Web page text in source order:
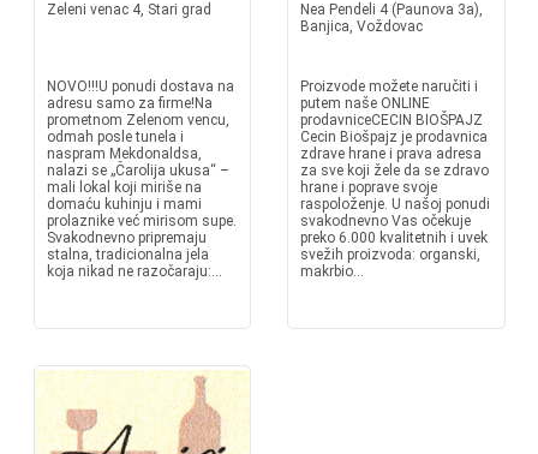
Zeleni venac 4, Stari grad
NOVO!!!U ponudi dostava na
adresu samo za firme!Na
prometnom Zelenom vencu,
odmah posle tunela i
naspram Mekdonaldsa,
nalazi se „Čarolija ukusa“ –
mali lokal koji miriše na
domaću kuhinju i mami
prolaznike već mirisom supe.
Svakodnevno pripremaju
stalna, tradicionalna jela
koja nikad ne razočaraju:...
Nea Pendeli 4 (Paunova 3a),
Banjica, Voždovac
Proizvode možete naručiti i
putem naše ONLINE
prodavniceCECIN BIOŠPAJZ
Cecin Biošpajz je prodavnica
zdrave hrane i prava adresa
za sve koji žele da se zdravo
hrane i poprave svoje
raspoloženje. U našoj ponudi
svakodnevno Vas očekuje
preko 6.000 kvalitetnih i uvek
svežih proizvoda: organski,
makrbio...